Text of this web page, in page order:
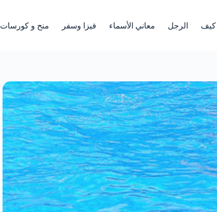
كيف الرجل معاني الأسماء فيزا وسفر منح و كورسات